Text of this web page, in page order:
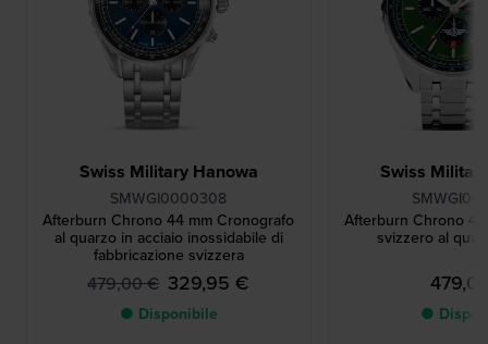
Swiss Military Hanowa
SMWGI0000308
Afterburn Chrono 44 mm Cronografo
al quarzo in acciaio inossidabile di
fabbricazione svizzera
479,00 € 329,95 €
● Disponibile
Swiss
Afterburn Chrono
svizzero al
●